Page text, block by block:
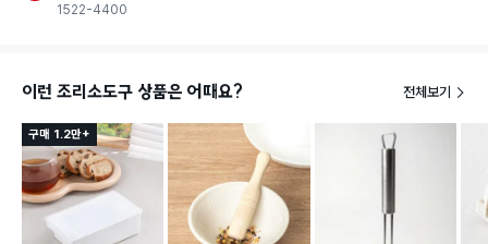
1522-4400
이런 조리소도구 상품은 어때요? 전체보기
구매 1.2만+